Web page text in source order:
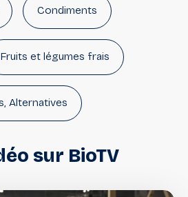
Condiments
Fruits et légumes frais
Alternatives
sur BioTV